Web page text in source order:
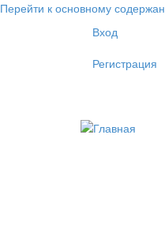
Перейти к основному
Вход
Регистрация